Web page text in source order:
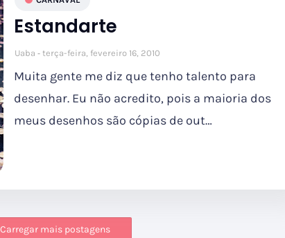
Estandarte
Uaba terça-feira, fevereiro 16, 2010
Muita gente me diz que tenho talento para
desenhar. Eu não acredito, pois a maioria dos
meus desenhos são cópias de out…
Carregar mais postagens